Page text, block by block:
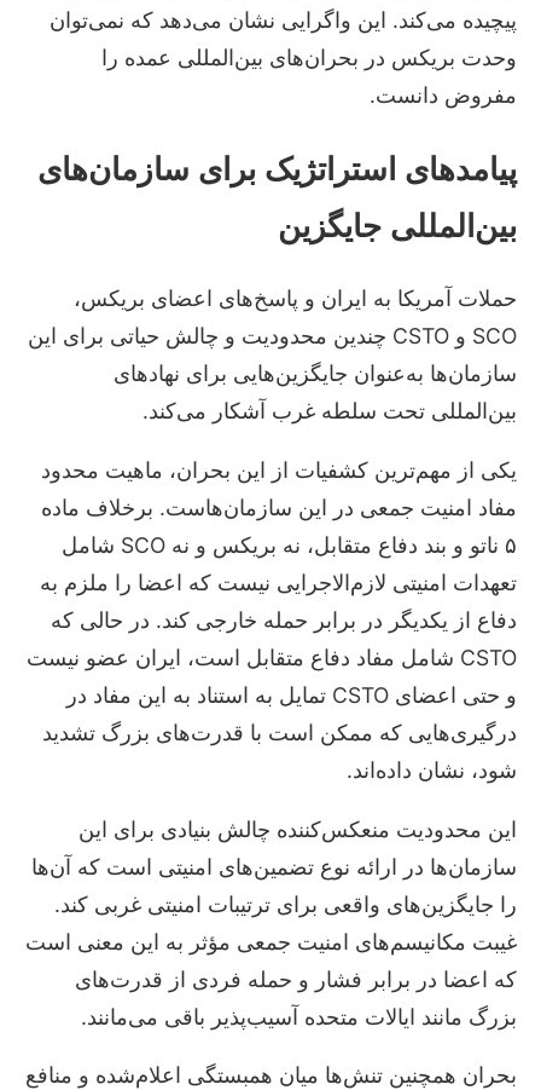
پیچیده می‌کند. این واگرایی نشان می‌دهد که نمی‌توان
وحدت بریکس در بحران‌های بین‌المللی عمده را
مفروض دانست.
پیامدهای استراتژیک برای سازمان‌های
بین‌المللی جایگزین
حملات آمریکا به ایران و پاسخ‌های اعضای بریکس،
SCO و CSTO چندین محدودیت و چالش حیاتی برای این
سازمان‌ها به‌عنوان جایگزین‌هایی برای نهادهای
بین‌المللی تحت سلطه غرب آشکار می‌کند.
یکی از مهم‌ترین کشفیات از این بحران، ماهیت محدود
مفاد امنیت جمعی در این سازمان‌هاست. برخلاف ماده
۵ ناتو و بند دفاع متقابل، نه بریکس و نه SCO شامل
تعهدات امنیتی لازم‌الاجرایی نیست که اعضا را ملزم به
دفاع از یکدیگر در برابر حمله خارجی کند. در حالی که
CSTO شامل مفاد دفاع متقابل است، ایران عضو نیست
و حتی اعضای CSTO تمایل به استناد به این مفاد در
درگیری‌هایی که ممکن است با قدرت‌های بزرگ تشدید
شود، نشان داده‌اند.
این محدودیت منعکس‌کننده چالش بنیادی برای این
سازمان‌ها در ارائه نوع تضمین‌های امنیتی است که آن‌ها
را جایگزین‌های واقعی برای ترتیبات امنیتی غربی کند.
غیبت مکانیسم‌های امنیت جمعی مؤثر به این معنی است
که اعضا در برابر فشار و حمله فردی از قدرت‌های
بزرگ مانند ایالات متحده آسیب‌پذیر باقی می‌مانند.
بحران همچنین تنش‌ها میان همبستگی اعلام‌شده و منافع